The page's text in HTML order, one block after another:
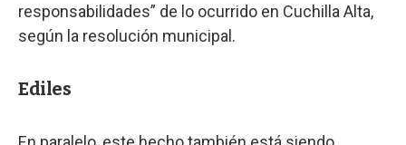
responsabilidades” de lo ocurrido en Cuchilla Alta,
según la resolución municipal.
Ediles